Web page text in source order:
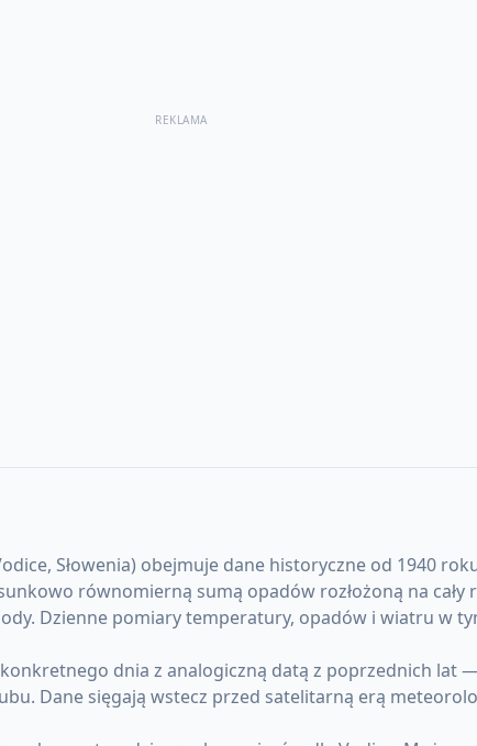
REKLAMA
Słowenia) obejmuje dane historyczne od 1940
równomierną sumą opadów rozłożoną na cały
Dzienne pomiary temperatury, opadów i wiatru w
dnia z analogiczną datą z poprzednich lat —
Dane sięgają wstecz przed satelitarną erą